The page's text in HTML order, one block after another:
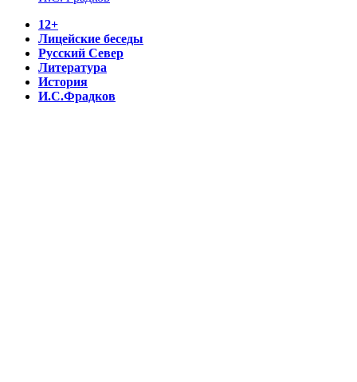
12+
Лицейские беседы
Русский Север
Литература
История
И.С.Фрадков